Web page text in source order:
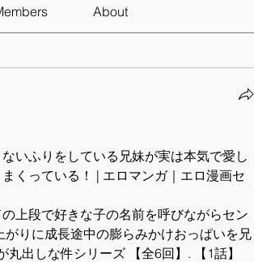
About
いふりをしている兄妹が実は本気で愛し
くっている！ | エロマンガ｜エロ漫画セ
上段で好きな子の名前を呼びながらセン
りに成長途中の膨らみかけおっぱいを兄
出しな件シリーズ 【全6回】. 【1話】